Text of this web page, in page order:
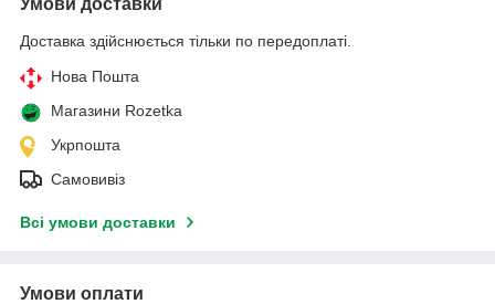
Доставка здійснюється тільки по передоплаті.
Нова Пошта
Магазини Rozetka
Укрпошта
Самовивіз
Всі умови доставки
Умови оплати